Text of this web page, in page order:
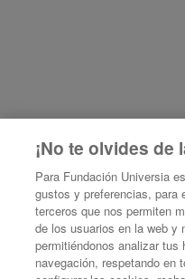
Formación de capacidades para
en IES y universidades
¡No te olvides de
Para Fundación Universia
gustos y preferencias, para
terceros que nos permiten
de los usuarios en la web y
permitiéndonos analizar
navegación, respetando en